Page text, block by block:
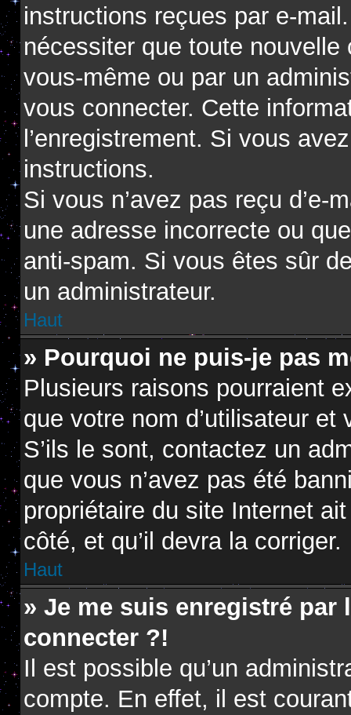
instructions reçues par e-
nécessiter que toute
vous-même ou par un
vous connecter. Cette
l’enregistrement. Si vous
instructions.
Si vous n’avez pas reçu
une adresse incorrecte ou
anti-spam. Si vous êtes sûr
un administrateur.
Haut
» Pourquoi ne puis-je pas
Plusieurs raisons pourraient
que votre nom d’utilisateur
S’ils le sont, contactez un
que vous n’avez pas été
propriétaire du site Internet
côté, et qu’il devra la corriger.
Haut
» Je me suis enregistré par
connecter ?!
Il est possible qu’un
compte. En effet, il est